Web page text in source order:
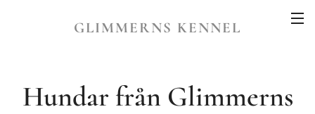
GLIMMERNS KENNEL
Hundar från Glimmerns